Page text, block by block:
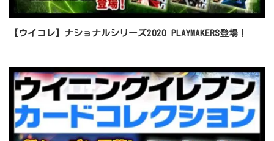
【ウイコレ】ナショナルシリーズ2020 PLAYMAKERS登場！